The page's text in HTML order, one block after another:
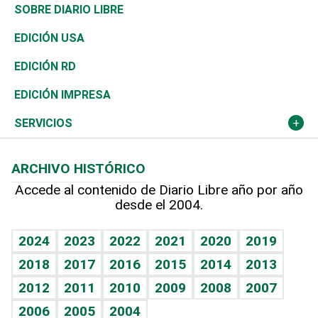
José Boquete
Reportajes
Asia
África
Ocenanía
Caribe
Resto del mundo
Consumo
Vivienda
Telecom.
Global y variable
Economía personal
Belleza
Buena Vida
Sociales
Novedades
Podcast Arte Libre
Hablando con el pediatra
Vida y familia
Eñe
Celebrando la vida
Golf
Ciclismo
Tenis
Olimpismo
Más deportes
Línea de hit
TBT Deportivo
De buena tinta
En Directo
Frente al Statu Quo
El Espía
Noticiero Poteleche
Lecturas
Clima
Tecnología
Historia
Martes de tecnología
Cambio climático
Mundo
Economía
Revista
Deportes
Opinión
Hecho en casa
Guía del dinero
SOBRE DIARIO LIBRE
EDICIÓN USA
EDICIÓN RD
EDICIÓN IMPRESA
SERVICIOS
Cumpleaños
Horóscopos
Juegos
ARCHIVO HISTÓRICO
Accede al contenido de Diario Libre año por año
desde el 2004.
2024 2023 2022 2021 2020
2019
2018
2017 2016 2015 2014
2013
2012
2011 2010 2009 2008
2007
2006
2005 2004